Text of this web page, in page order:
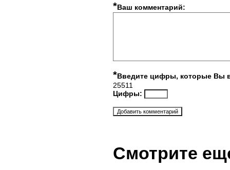
*Ваш комментарий:
*Введите цифры, которые Вы
25511
Цифры:
Смотрите